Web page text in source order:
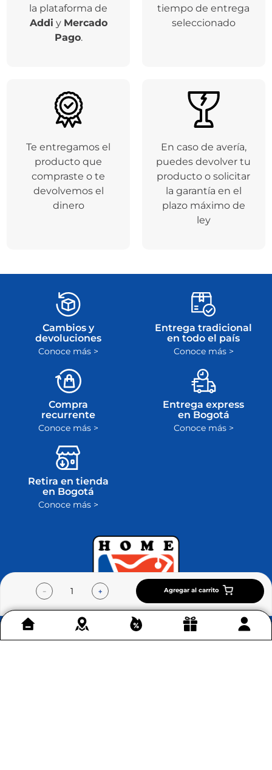
＋
－ Agregar al carrito
la plataforma de
Addi y Mercado
Pago.
tiempo de entrega
seleccionado
Te entregamos el
producto que
compraste o te
devolvemos el
dinero
En caso de avería,
puedes devolver tu
producto o solicitar
la garantía en el
plazo máximo de
ley
Cambios y
devoluciones
Conoce más >
Entrega tradicional
en todo el país
Conoce más >
Compra
recurrente
Conoce más >
Entrega express
en Bogotá
Conoce más >
Retira en tienda
en Bogotá
Conoce más >